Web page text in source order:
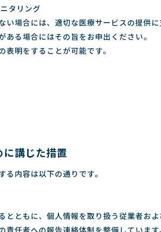
タリング
場合には、適切な医療サービスの提供に
る場合にはその旨をお申出ください。
明をすることが可能です。
に講じた措置
内容は以下の通りです。
とともに、個人情報を取り扱う従業者お